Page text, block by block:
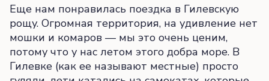
Еще нам понравилась поездка в Гилевскую
рощу. Огромная территория, на удивление нет
мошки и комаров — мы это очень ценим,
потому что у нас летом этого добра море. В
Гилевке (как ее называют местные) просто